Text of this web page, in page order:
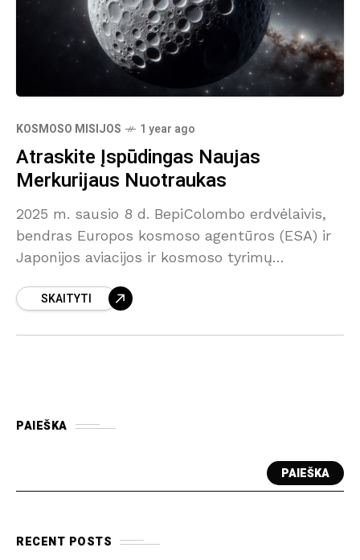
KOSMOSO MISIJOS 1 year ago
Atraskite Įspūdingas Naujas
Merkurijaus Nuotraukas
2025 m. sausio 8 d. BepiColombo erdvėlaivis,
bendras Europos kosmoso agentūros (ESA) ir
Japonijos aviacijos ir kosmoso tyrimų
šeštąjį Merkurijaus perskridimą. Tai buvo
SKAITYTI
PAIEŠKA
PAIEŠKA
RECENT POSTS